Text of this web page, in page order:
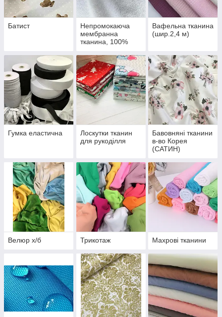
Батист
Непромокаюча
мембранна
тканина, 100%
Вафельна тканина
(шир.2,4 м)
Гумка еластична
Лоскутки тканин
для рукоділля
Бавовняні тканини
в-во Корея
(САТИН)
Велюр х/б Трикотаж Махрові тканини